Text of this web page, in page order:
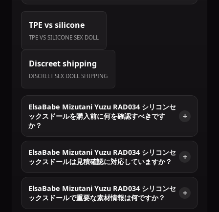
TPE vs silicone
TPE VS SILICONE SEX DOLL
Discreet shipping
DISCREET SEX DOLL SHIPPING
ElsaBabe Mizutani Yuzu RAD034 シリコンセ
ックスドールを購入前に何を確認すべきです
か？
ElsaBabe Mizutani Yuzu RAD034 シリコンセ
ックスドールは見積確認に対応していますか？
ElsaBabe Mizutani Yuzu RAD034 シリコンセ
ックスドールで重要な素材情報は何ですか？